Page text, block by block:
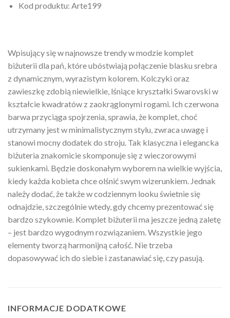
Kod produktu: Arte199
Wpisujący się w najnowsze trendy w modzie komplet
biżuterii dla pań, które ubóstwiają połączenie blasku srebra
z dynamicznym, wyrazistym kolorem. Kolczyki oraz
zawieszkę zdobią niewielkie, lśniące kryształki Swarovski w
kształcie kwadratów z zaokrąglonymi rogami. Ich czerwona
barwa przyciąga spojrzenia, sprawia, że komplet, choć
utrzymany jest w minimalistycznym stylu, zwraca uwagę i
stanowi mocny dodatek do stroju. Tak klasyczna i elegancka
biżuteria znakomicie skomponuje się z wieczorowymi
sukienkami. Będzie doskonałym wyborem na wielkie wyjścia,
kiedy każda kobieta chce olśnić swym wizerunkiem. Jednak
należy dodać, że także w codziennym looku świetnie się
odnajdzie, szczególnie wtedy, gdy chcemy prezentować się
bardzo szykownie. Komplet biżuterii ma jeszcze jedną zaletę
– jest bardzo wygodnym rozwiązaniem. Wszystkie jego
elementy tworzą harmonijną całość. Nie trzeba
dopasowywać ich do siebie i zastanawiać się, czy pasują.
INFORMACJE DODATKOWE